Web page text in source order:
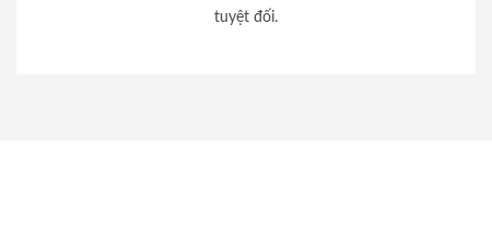
tuyệt đối.